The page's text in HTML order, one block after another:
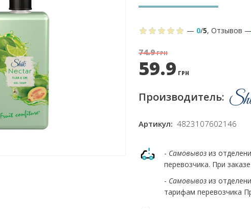
— 0/5, Отзывов —
74.9ГРН
59.9 ГРН
Производитель:
Артикул: 4823107602146
- Самовывоз из
перевозчика. При
- Самовывоз из
тарифам перевозчика